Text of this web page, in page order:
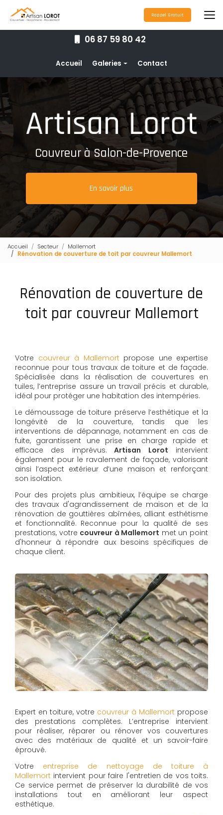
contenu
principal
06 87 59 80 42
Accueil Galeries
Couverture
Nettoyage toiture
Ravalement de façade
Étanchéité toiture
Maçonnerie
Pose de gouttières
Contact
Rappel Gratuit
Couvreur à Salon-de-Provence
En savoir plus
Accueil Secteur
Mallemort
Rénovation de couverture de toit par couvreur Mallemort
Rénovation de couverture de
toit par couvreur Mallemort
Votre couvreur à Mallemort propose une expertise
reconnue pour tous travaux de toiture et de façade.
Spécialisée dans la réalisation de couvertures en
tuiles, l’entreprise assure un travail précis et durable,
idéal pour protéger une habitation des intempéries.
Le démoussage de toiture préserve l’esthétique et la
longévité de la couverture, tandis que les
interventions de dépannage, notamment en cas de
fuite, garantissent une prise en charge rapide et
efficace des imprévus. Artisan Lorot intervient
également pour le ravalement de façade, valorisant
ainsi l’aspect extérieur d’une maison et renforçant
son isolation.
Pour des projets plus ambitieux, l’équipe se charge
des travaux d'agrandissement de maison et de la
rénovation de gouttières abîmées, alliant esthétisme
et fonctionnalité. Reconnue pour la qualité de ses
prestations, votre couvreur à Mallemort met un point
d'honneur à répondre aux besoins spécifiques de
chaque client.
Expert en toiture, votre couvreur à Mallemort propose
des prestations complètes. L’entreprise intervient
pour réaliser, réparer ou rénover vos couvertures
avec des matériaux de qualité et un savoir-faire
éprouvé.
Votre entreprise de nettoyage de toiture à
Mallemort intervient pour faire l'entretien de vos toits.
Ce service permet de préserver la durabilité de vos
installations tout en améliorant leur aspect
esthétique.